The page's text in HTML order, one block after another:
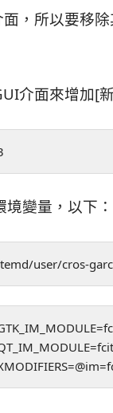
，所以要移
介面來增加[
變量，以下：
user/cros-